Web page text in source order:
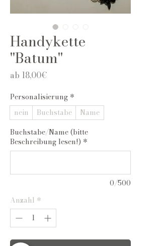
Handykette
"Batum"
ab 18,00€
Personalisierung *
nein
Buchstabe
Name
Buchstabe/Name (bitte
Beschreibung lesen!) *
0/500
Anzahl *